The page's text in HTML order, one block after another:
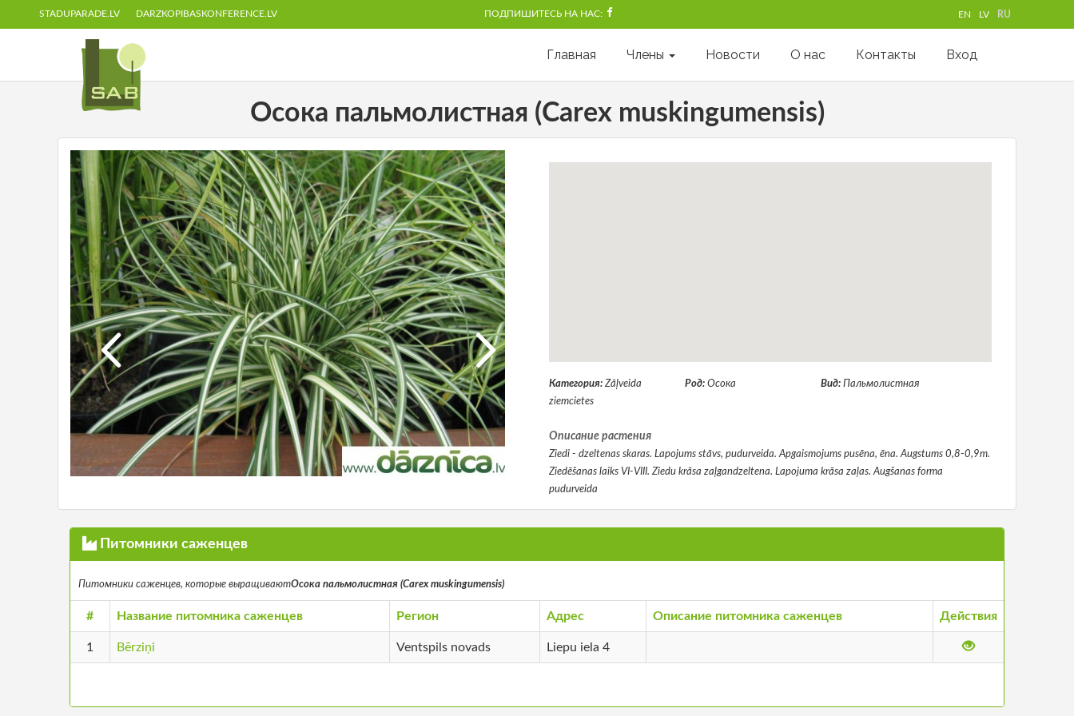
STADUPARADE.LV DARZKOPIBASKONFERENCE.LV ПОДПИШИТЕСЬ НА НАС: EN LV RU
Главная Члены Новости О нас Контакты Вход
Осока пальмолистная (Carex muskingumensis)
Категория: Zāļveida
ziemcietes
Род: Осока Вид: Пальмолистная
Описание растения
Ziedi - dzeltenas skaras. Lapojums stāvs, pudurveida. Apgaismojums pusēna, ēna. Augstums 0,8-0,9m.
Ziedēšanas laiks VI-VIII. Ziedu krāsa zaļgandzeltena. Lapojuma krāsa zaļas. Augšanas forma
pudurveida
Питомники саженцев
Питомники саженцев, которые выращиваютОсока пальмолистная (Carex muskingumensis)
# Название питомника саженцев Регион Адрес Описание питомника саженцев Действия
1 Bērziņi Ventspils novads Liepu iela 4